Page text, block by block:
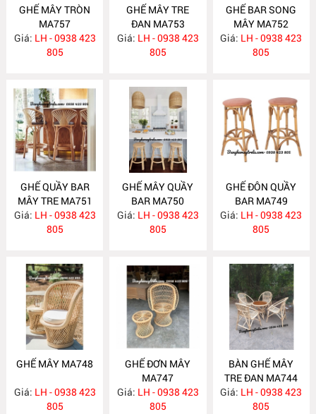
GHẾ MÂY TRÒN
MA757
Giá: LH - 0938 423
805
GHẾ MÂY TRE
ĐAN MA753
Giá: LH - 0938 423
805
GHẾ BAR SONG
MÂY MA752
Giá: LH - 0938 423
805
GHẾ QUẦY BAR
MÂY TRE MA751
Giá: LH - 0938 423
805
GHẾ MÂY QUẦY
BAR MA750
Giá: LH - 0938 423
805
GHẾ ĐÔN QUẦY
BAR MA749
Giá: LH - 0938 423
805
GHẾ MÂY MA748
Giá: LH - 0938 423
805
GHẾ ĐƠN MÂY
MA747
Giá: LH - 0938 423
805
BÀN GHẾ MÂY
TRE ĐAN MA744
Giá: LH - 0938 423
805